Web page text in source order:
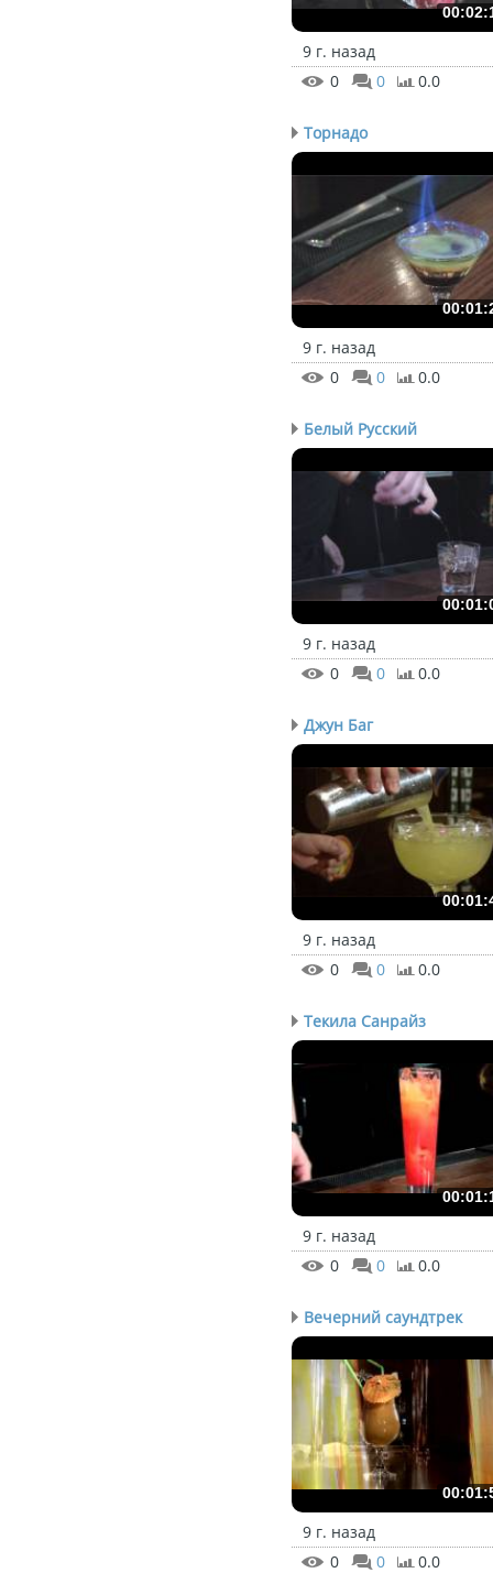
9 г. назад
0
0 0.0
Торнадо
9 г. назад
0
0 0.0
Белый Русский
9 г. назад
0
0 0.0
Джун Баг
9 г. назад
0
0 0.0
Текила Санрайз
9 г. назад
0
0 0.0
Вечерний саундтрек
9 г. назад
0
0 0.0